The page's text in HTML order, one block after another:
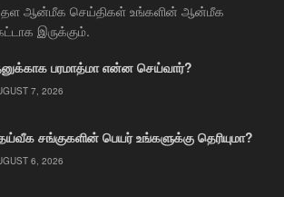
தள ஆன்மீக செய்திகள் உங்களின் ஆன்மீக
இருக்கும்.
பரமாத்மா என்ன செய்வார்?
7, 2026
சங்குகளின் பெயர் உங்களுக்கு தெரியுமா?
6, 2026